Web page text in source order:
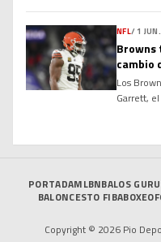
en la
Bears
NFL/ 1
Browns
cambio
Los
Garrett,
PORTADAMLBNBALOS
BALONCESTO FIBABOXEO
Copyright © 2026 Pio